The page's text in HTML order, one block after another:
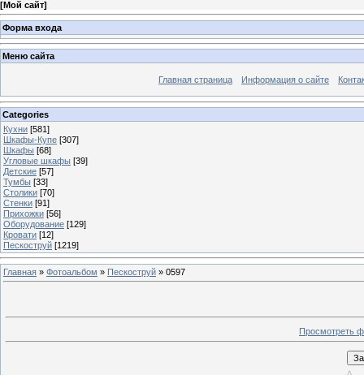
[Мой сайт]
Форма входа
Меню сайта
Главная страница Информация о сайте
Categories
Кухни [581]
Шкафы-Купе [307]
Шкафы [68]
Угловые шкафы [39]
Детские [57]
Тумбы [33]
Столики [70]
Стенки [91]
Прихожки [56]
Оборудование [129]
Кровати [12]
Пескоструй [1219]
Главная » Фотоальбом » Пескоструй » 0597
Просмотреть